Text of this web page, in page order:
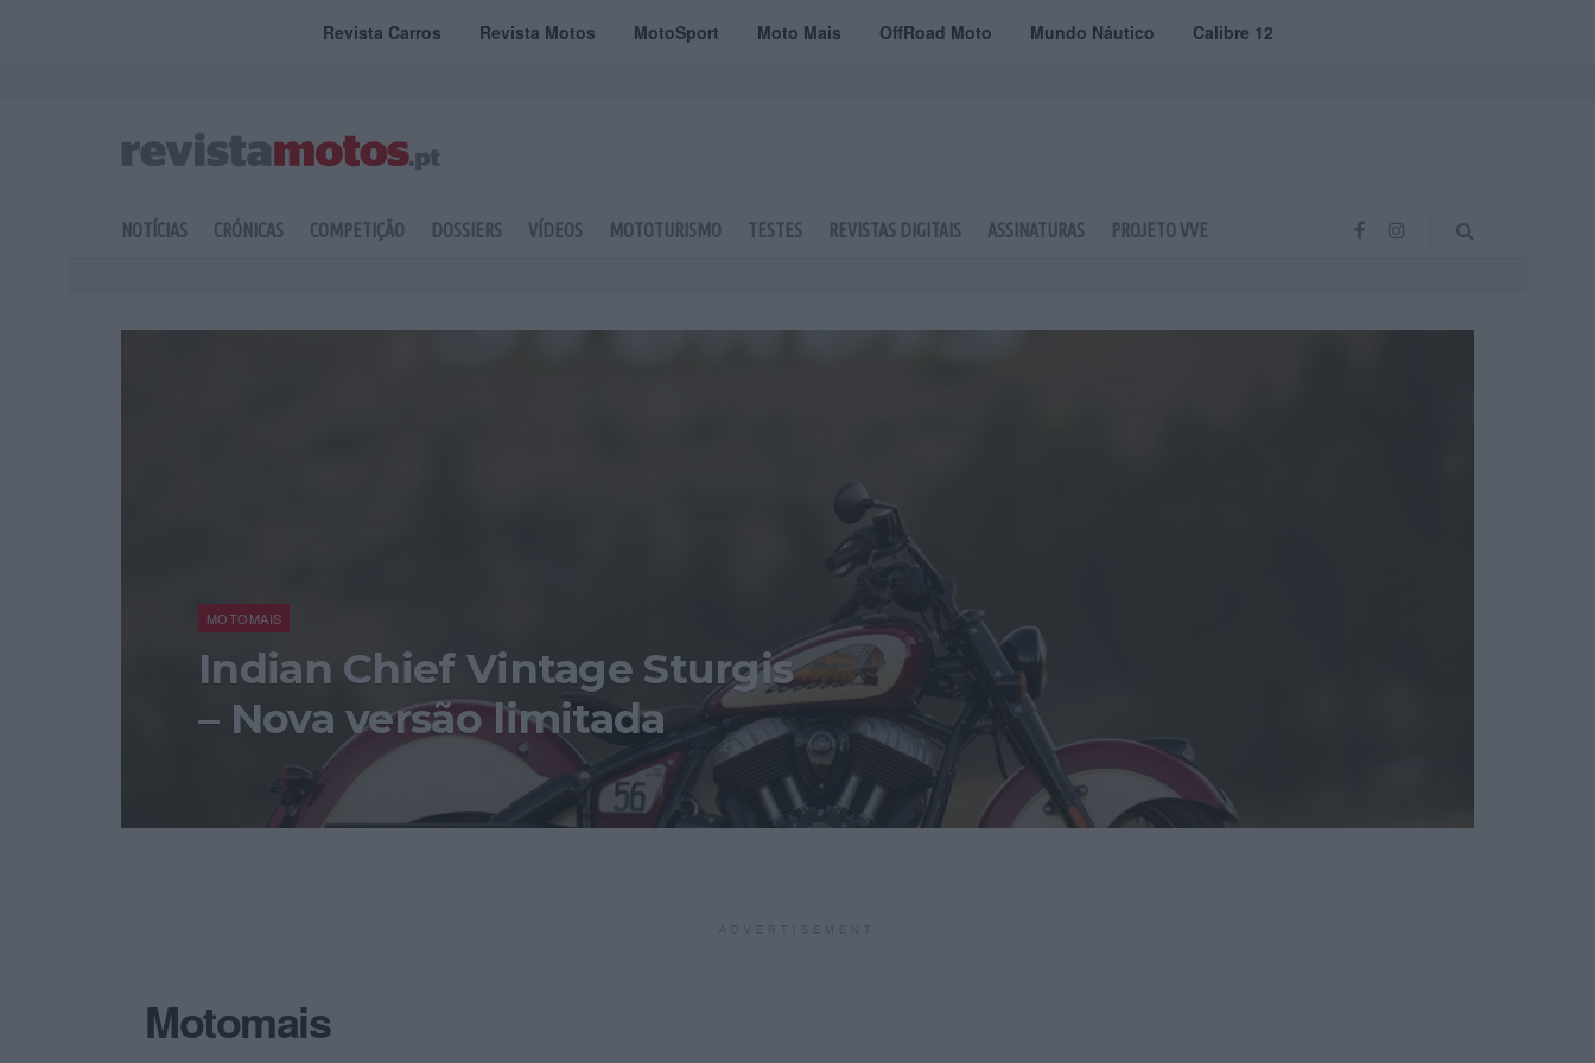
Revista Carros Revista Motos MotoSport Moto Mais OffRoad Moto Mundo Náutico Calibre 12
NOTÍCIAS CRÓNICAS COMPETIÇÃO DOSSIERS VÍDEOS MOTOTURISMO TESTES REVISTAS DIGITAIS ASSINATURAS PROJETO VVE
MOTOMAIS
Indian Chief Vintage Sturgis
– Nova versão limitada
Motomais